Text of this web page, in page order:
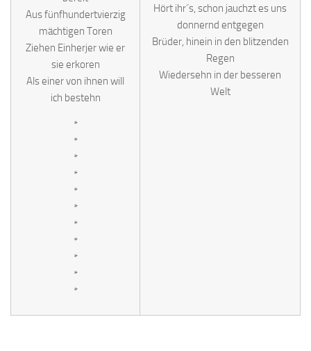
Aus fünfhundertvierzig
mächtigen Toren
Ziehen Einherjer wie er
sie erkoren
Als einer von ihnen will
ich bestehn
*
*
*
*
*
*
*
*
*
*
*
Hört ihr´s, schon jauchzt es uns
donnernd entgegen
Brüder, hinein in den blitzenden
Regen
Wiedersehn in der besseren
Welt